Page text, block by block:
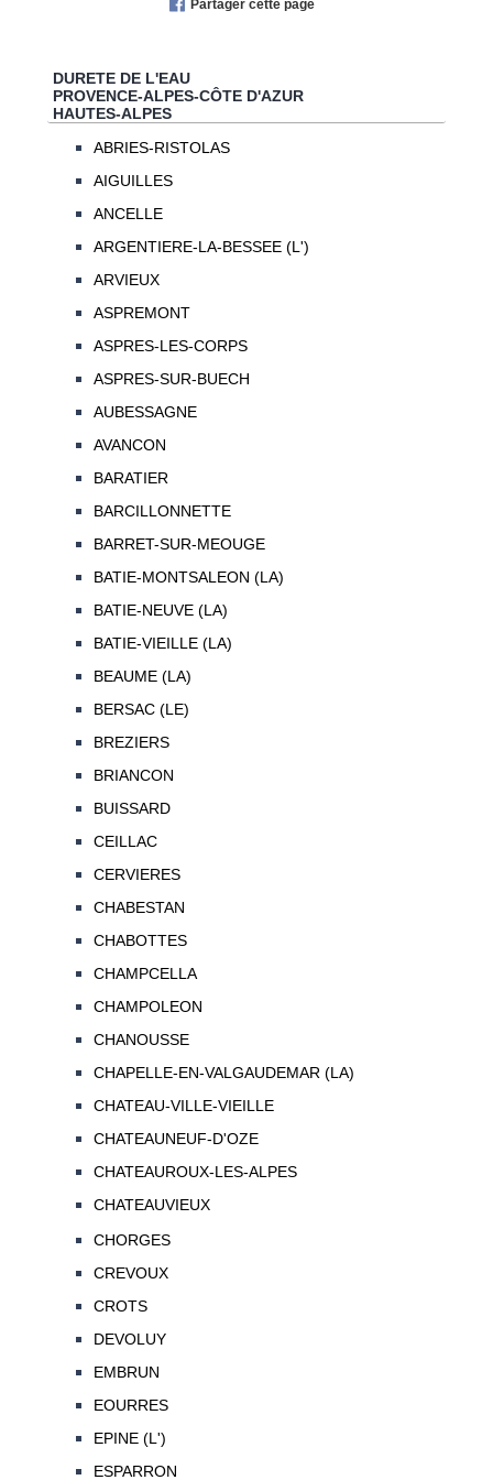
Partager cette page
DURETE DE L'EAU
PROVENCE-ALPES-CÔTE D'AZUR
HAUTES-ALPES
ABRIES-RISTOLAS
AIGUILLES
ANCELLE
ARGENTIERE-LA-BESSEE (L')
ARVIEUX
ASPREMONT
ASPRES-LES-CORPS
ASPRES-SUR-BUECH
AUBESSAGNE
AVANCON
BARATIER
BARCILLONNETTE
BARRET-SUR-MEOUGE
BATIE-MONTSALEON (LA)
BATIE-NEUVE (LA)
BATIE-VIEILLE (LA)
BEAUME (LA)
BERSAC (LE)
BREZIERS
BRIANCON
BUISSARD
CEILLAC
CERVIERES
CHABESTAN
CHABOTTES
CHAMPCELLA
CHAMPOLEON
CHANOUSSE
CHAPELLE-EN-VALGAUDEMAR (LA)
CHATEAU-VILLE-VIEILLE
CHATEAUNEUF-D'OZE
CHATEAUROUX-LES-ALPES
CHATEAUVIEUX
CHORGES
CREVOUX
CROTS
DEVOLUY
EMBRUN
EOURRES
EPINE (L')
ESPARRON